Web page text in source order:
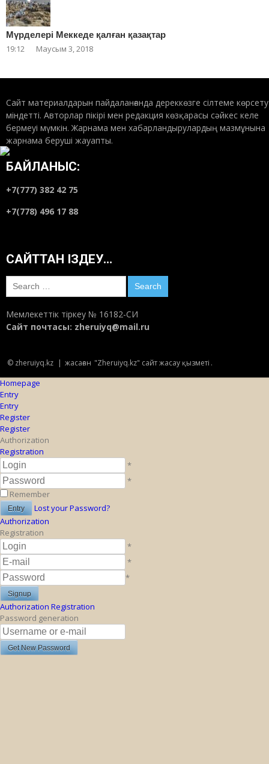
Мүрделері Меккеде қалған қазақтар
19:12 Маусым 3, 2018
Сайт материалдарын пайдаланғанда дереккөзге сілтеме көрсету
міндетті. Авторлар пікірі мен редакция көзқарасы сәйкес келе
бермеуі мүмкін. Жарнама мен хабарландырулардың мазмұнына
жарнама беруші жауапты.
БАЙЛАНЫС:
+7(777) 382 42 75
+7(778) 496 17 88
САЙТТАН ІЗДЕУ…
Search
for:
Мемлекеттік тіркеу № 16182-СИ
Сайт почтасы: zheruiyq@mail.ru
© zheruiyq.kz | жасаған "Zheruiyq.kz" сайт жасау қызметі .
Homepage
Entry
Entry
Register
Register
Authorization
Registration
*
*
Remember
Lost your Password?
Authorization
Registration
*
*
*
Authorization Registration
Password generation